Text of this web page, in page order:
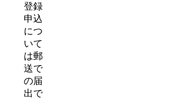
登録
申込
につ
いて
は郵
送で
の届
出で